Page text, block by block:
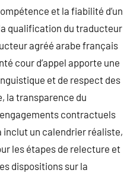
et la fiabilité d’un
qualification du traducteur
agréé arabe français
cour d’appel apporte une
et de respect des
la transparence du
contractuels
inclut un calendrier réaliste,
les étapes de relecture et
dispositions sur la